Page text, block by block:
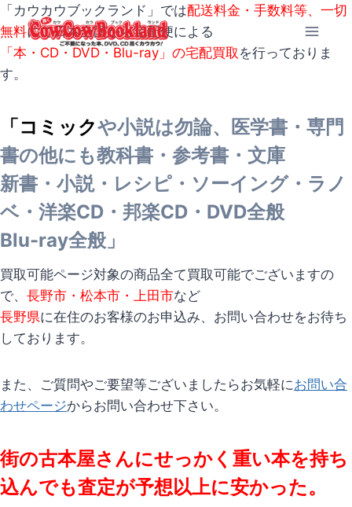
内
容
を
ス
ッ
「カウカウブックランド」では配送料金・手数料等、一切
無料にて日本全国から宅配便による
「本・CD・DVD・Blu-ray」の宅配買取 を行っておりま
す。
「コミックや小説は勿論、医学書・専門
書の他にも教科書・参考書・文庫
新書・小説・レシピ・ソーイング・ラノ
ベ・洋楽CD・邦楽CD・DVD全般
Blu-ray全般」
買取可能ページ対象の商品全て買取可能でございますの
で、 長野市・松本市・上田市など
長野県に在住のお客様のお申込み、お問い合わせをお待ち
しております。
また、ご質問やご要望等ございましたらお気軽にお問い合
わせページからお問い合わせ下さい。
街の古本屋さんにせっかく重い本を持ち
込んでも査定が予想以上に安かった。